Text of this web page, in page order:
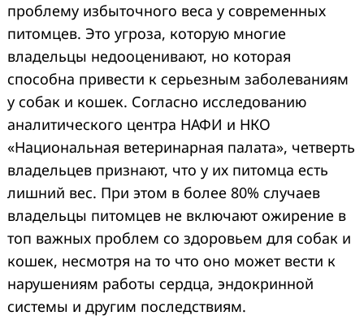
проблему избыточного веса у современных
питомцев. Это угроза, которую многие
владельцы недооценивают, но которая
способна привести к серьезным заболеваниям
у собак и кошек. Согласно исследованию
аналитического центра НАФИ и НКО
«Национальная ветеринарная палата», четверть
владельцев признают, что у их питомца есть
лишний вес. При этом в более 80% случаев
владельцы питомцев не включают ожирение в
топ важных проблем со здоровьем для собак и
кошек, несмотря на то что оно может вести к
нарушениям работы сердца, эндокринной
системы и другим последствиям.